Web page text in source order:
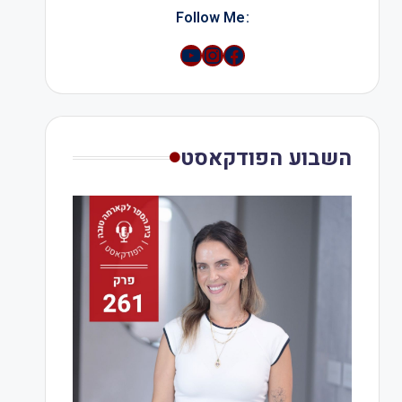
:Follow Me
Instagram
YouTube
השבוע הפודקאסט